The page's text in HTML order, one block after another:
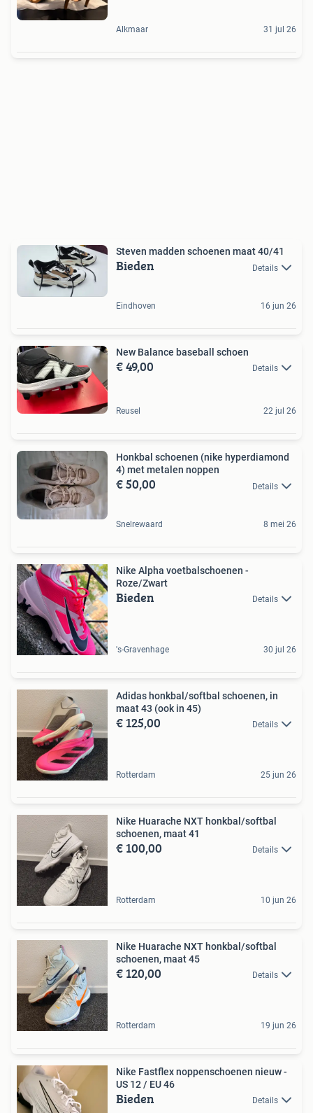
Alkmaar 31 jul 26
Steven madden schoenen maat 40/41
Bieden Details
Eindhoven 16 jun 26
New Balance baseball schoen
€ 49,00 Details
Reusel 22 jul 26
Honkbal schoenen (nike hyperdiamond
4) met metalen noppen
€ 50,00 Details
Snelrewaard 8 mei 26
Nike Alpha voetbalschoenen -
Roze/Zwart
Bieden Details
's-Gravenhage 30 jul 26
Adidas honkbal/softbal schoenen, in
maat 43 (ook in 45)
€ 125,00 Details
Rotterdam 25 jun 26
Nike Huarache NXT honkbal/softbal
schoenen, maat 41
€ 100,00 Details
Rotterdam 10 jun 26
Nike Huarache NXT honkbal/softbal
schoenen, maat 45
€ 120,00 Details
Rotterdam 19 jun 26
Nike Fastflex noppenschoenen nieuw -
US 12 / EU 46
Bieden Details